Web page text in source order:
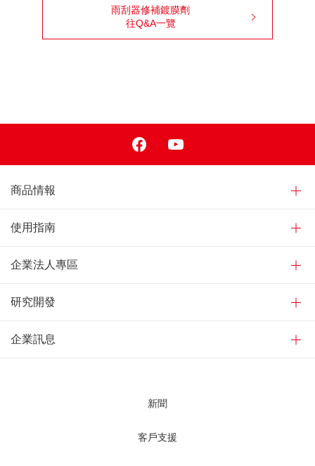
雨刮器修補鍍膜劑
往Q&A一覽
商品情報
使用指南
企業法人專區
研究開發
企業訊息
新聞
客戶支援